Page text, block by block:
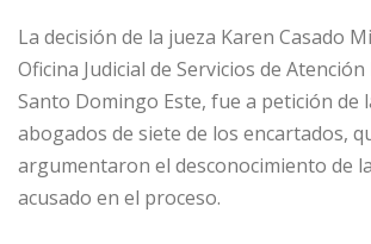
La decisión de la jueza Karen Casado
Oficina Judicial de Servicios de
Santo Domingo Este, fue a petición de
abogados de siete de los encartados,
argumentaron el desconocimiento de
acusado en el proceso.